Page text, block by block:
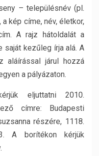
– településnév (pl.
kép címe, név, életkor,
A rajz hátoldalát a
saját kezűleg írja alá. A
aláírással járul hozzá
a pályázaton.
eljuttatni 2010.
címre: Budapesti
részére, 1118.
A borítékon kérjük